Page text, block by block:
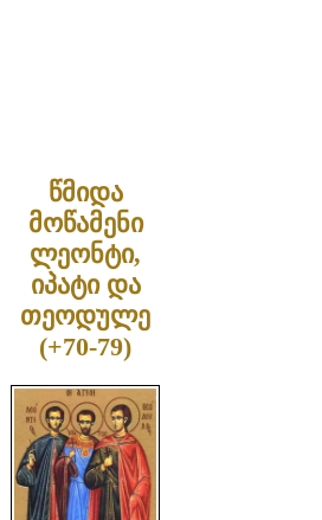
წმიდა
მოწამენი
ლეონტი,
იპატი და
თეოდულე
(+70-79)